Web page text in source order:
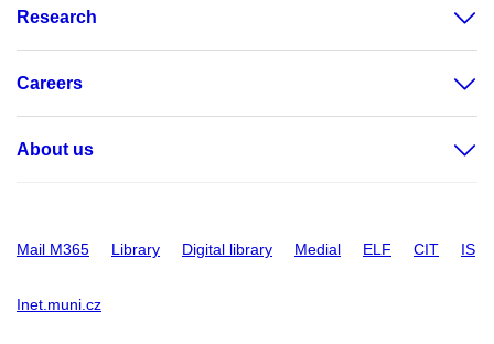
Research
Careers
About us
Mail M365 Library Digital library Medial ELF CIT IS
Inet.muni.cz